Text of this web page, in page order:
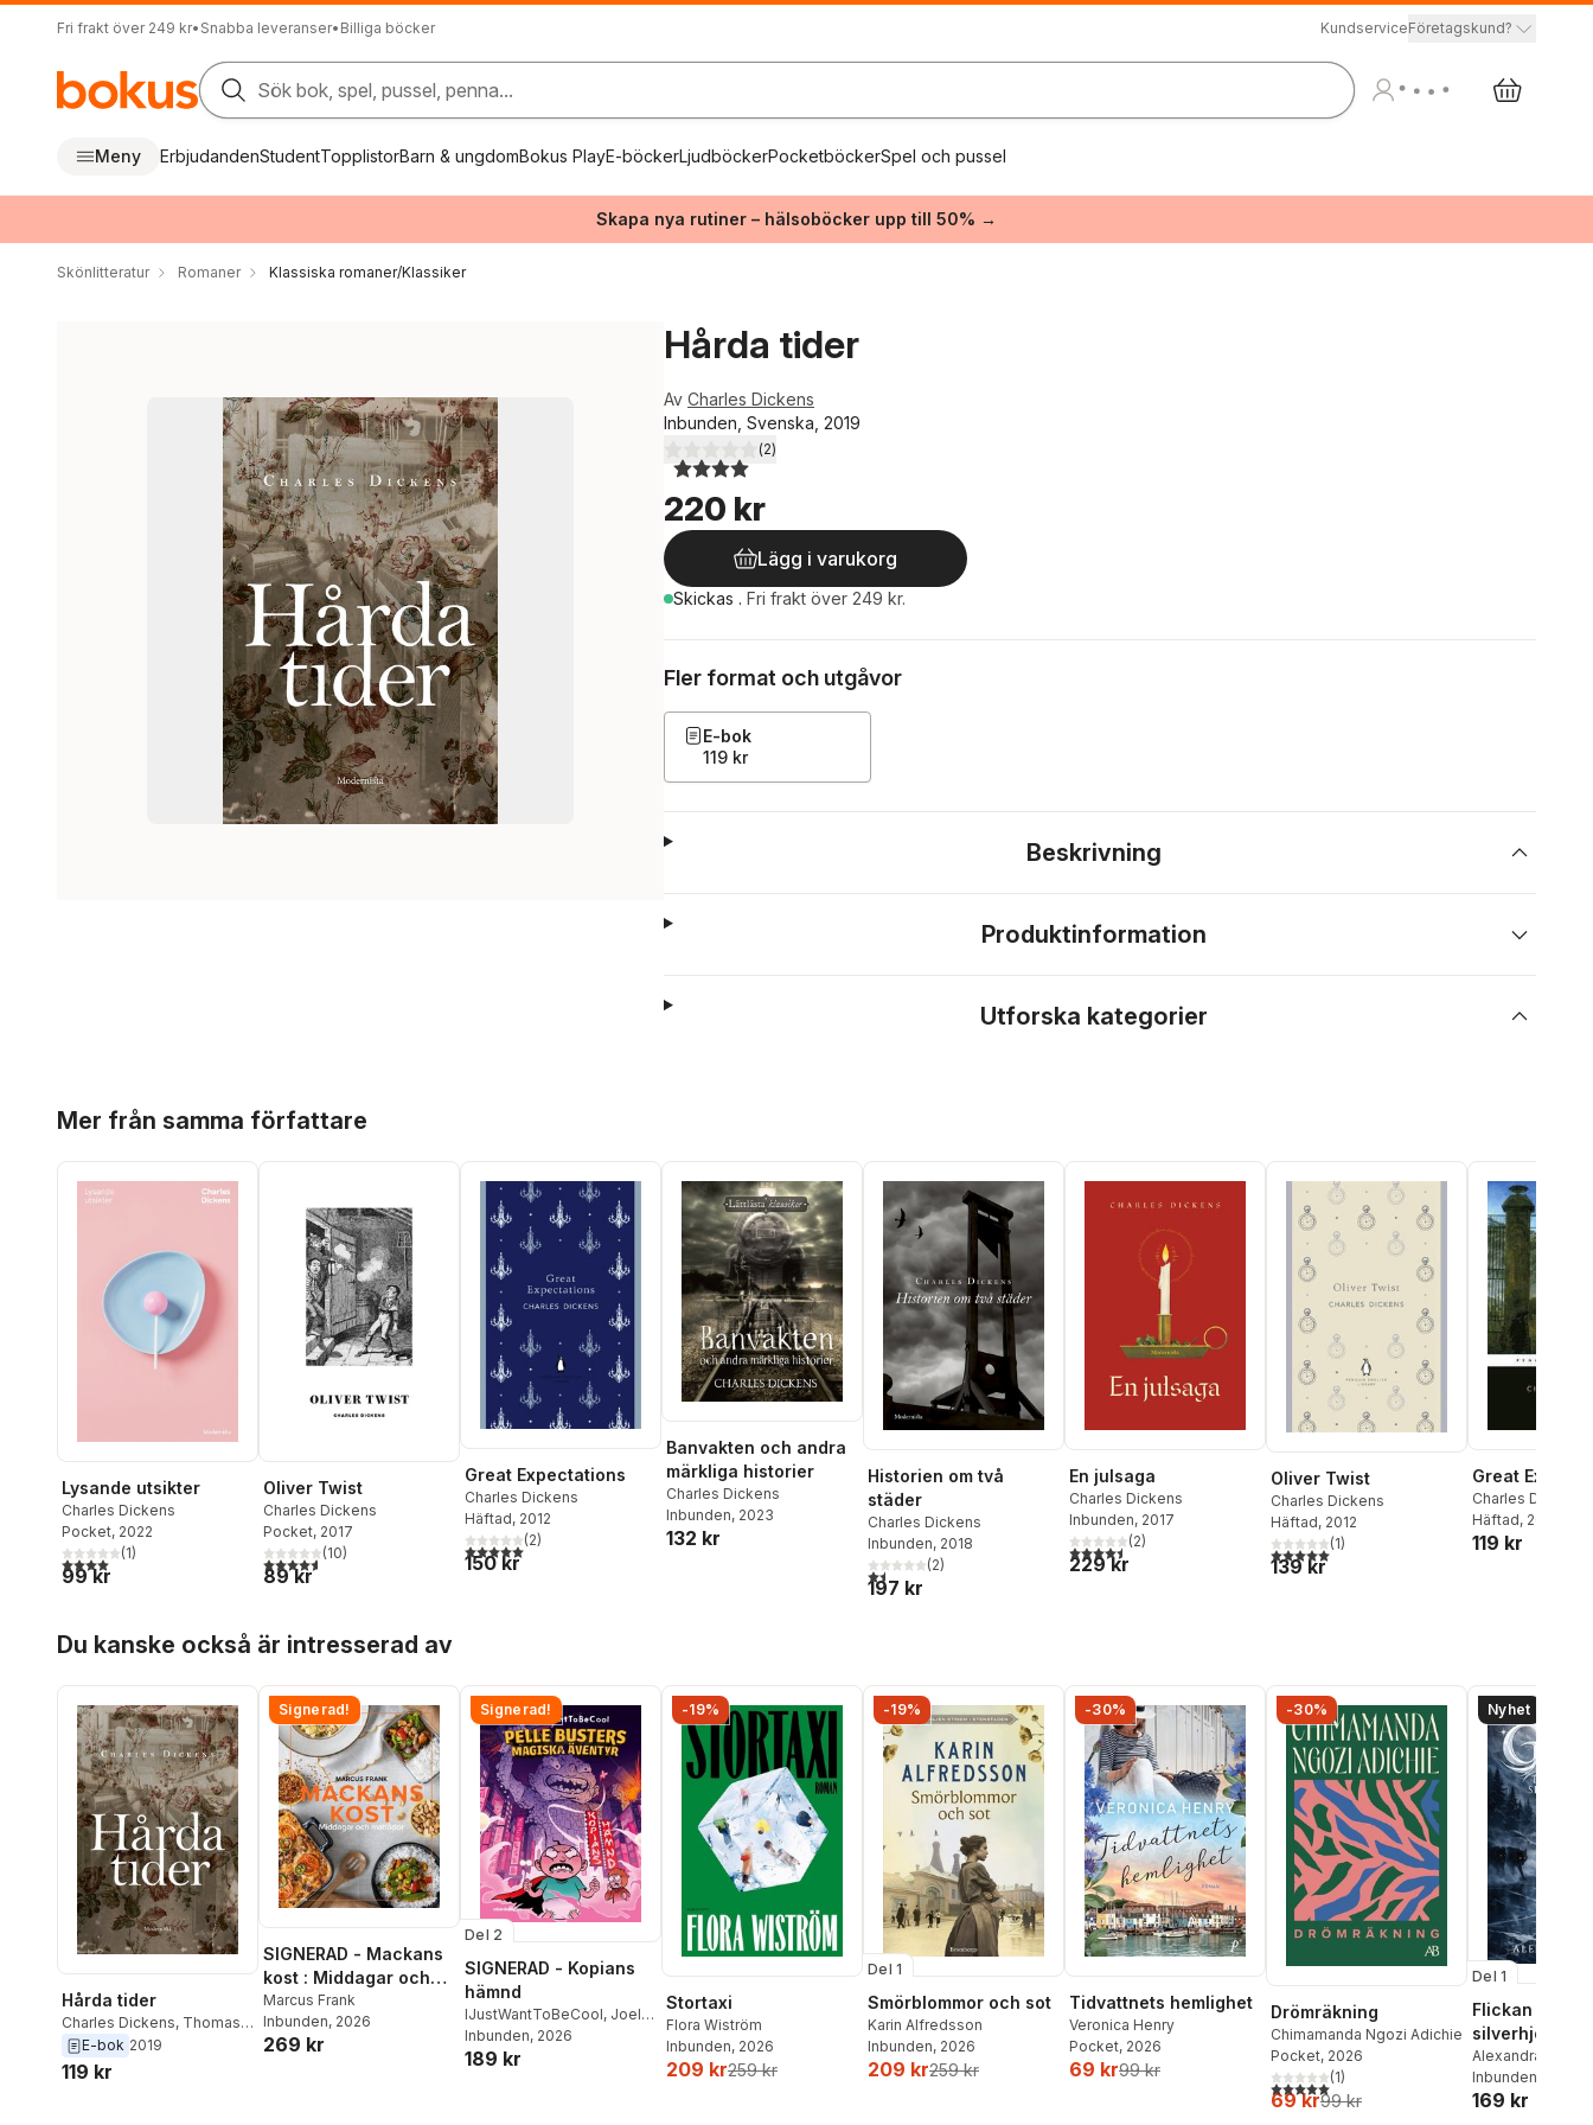
Fri frakt över 249 kr• Snabba leveranser• Billiga böcker KundserviceFöretagskund?
Sök bok, spel, pussel, penna...
Meny ErbjudandenStudentTopplistorBarn & ungdomBokus PlayE-böckerLjudböckerPocketböckerSpel och pussel
Skapa nya rutiner – hälsoböcker upp till 50% →
Skönlitteratur Romaner Klassiska romaner/Klassiker
Hårda tider
Av Charles Dickens
Inbunden, Svenska, 2019
4,0utav 5 stjärnor. Totalt antal röster:
(2)
220 kr
Lägg i varukorg
Skickas . Fri frakt över 249 kr.
Fler format och utgåvor
E-bok
119 kr
Beskrivning
Produktinformation
Utforska kategorier
Mer från samma författare
Lysande utsikter
Charles Dickens
Pocket, 2022
4,0utav 5 stjärnor. Totalt antal röster:
(1)
99 kr
Oliver Twist
Charles Dickens
Pocket, 2017
4,6utav 5 stjärnor. Totalt antal röster:
(10)
89 kr
Great Expectations
Charles Dickens
Häftad, 2012
5,0utav 5 stjärnor. Totalt antal röster:
(2)
150 kr
Banvakten och andra
märkliga historier
Charles Dickens
Inbunden, 2023
132 kr
Historien om två
städer
Charles Dickens
Inbunden, 2018
1,5utav 5 stjärnor. Totalt antal röster:
(2)
197 kr
En julsaga
Charles Dickens
Inbunden, 2017
4,5utav 5 stjärnor. Totalt antal röster:
(2)
229 kr
Oliver Twist
Charles Dickens
Häftad, 2012
5,0utav 5 stjärnor. Totalt antal röster:
(1)
139 kr
Great
Charles Dickens
Mitchell
Häftad, 2003
119 kr
Du kanske också är intresserad av
Hårda tider
Charles Dickens, Thomas
Sjösvärd
E-bok 2019
119 kr
Signerad!
SIGNERAD - Mackans
kost : Middagar och
matlådor
Marcus Frank
Inbunden, 2026
269 kr
Signerad!
Del 2
SIGNERAD - Kopians
hämnd
IJustWantToBeCool, Joel
Adolphson,Emil Ejdemo
Beer ,Victor Beer
Inbunden, 2026
189 kr
-19%
Stortaxi
Flora Wiström
Inbunden, 2026
209 kr259 kr
-19%
Del 1
Smörblommor och sot
Karin Alfredsson
Inbunden, 2026
209 kr259 kr
-30%
Tidvattnets hemlighet
Veronica Henry
Pocket, 2026
69 kr99 kr
-30%
Drömräkning
Chimamanda Ngozi Adichie
Pocket, 2026
5,0utav 5 stjärnor. Totalt antal röster:
(1)
69 kr99 kr
Nyhet
Del 1
Flickan och
silverhjorten
Alexandra Bring
Inbunden
169 kr